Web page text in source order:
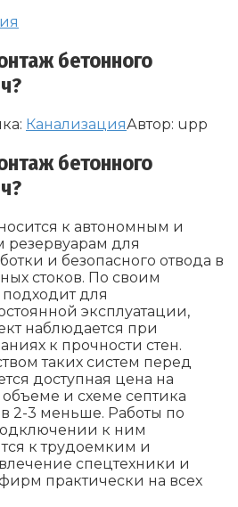
бетонного
КанализацияАвтор: upp
бетонного
к автономным и
для
и безопасного отвода в
стоков. По своим
для
эксплуатации,
наблюдается при
к прочности стен.
таких систем перед
доступная цена на
и схеме септика
2-3 меньше. Работы по
к ним
к трудоемким и
спецтехники и
практически на всех